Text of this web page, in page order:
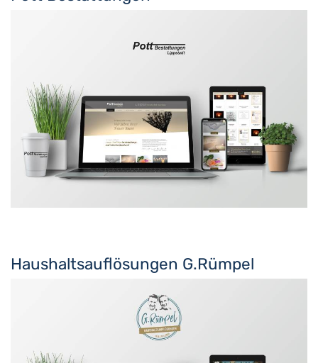
Haushaltsauflösungen G.Rümpel